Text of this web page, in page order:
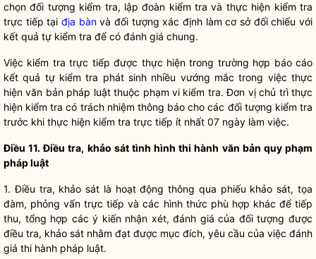
chọn đối tượng kiểm tra, lập đoàn kiểm tra và thực hiện kiểm tra
trực tiếp tại địa bànvà đối tượng xác định làm cơ sở đối chiếu với
kết quả tự kiểm tra để có đánh giá chung.
Việc kiểm tra trực tiếp được thực hiện trong trường hợp báo cáo
kết quả tự kiểm tra phát sinh nhiều vướng mắc trong việc thực
hiện văn bản pháp luậtthuộc phạm vi kiểm tra. Đơn vị chủ trì thực
hiện kiểm tra có trách nhiệm thông báo cho các đối tượng kiểm tra
trước khi thực hiện kiểm tra trực tiếp ít nhất 07 ngày làm việc.
Điều 11. Điều tra, khảo sát tình hình thi hành văn bản quy phạm
phápluật
1. Điều tra, khảo sát là hoạt động thông qua phiếu khảo sát, tọa
đàm, phỏng vấn trực tiếp và các hình thức phù hợp khác để tiếp
thu, tổng hợp các ý kiến nhận xét, đánh giá của đối tượng được
điều tra, khảo sát nhằm đạt được mục đích, yêu cầu của việc đánh
giá thi hành pháp luật.